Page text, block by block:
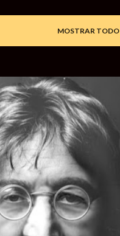
MOSTRAR TODO